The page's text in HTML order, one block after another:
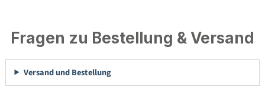
Fragen zu Bestellung & Versand
Versand und Bestellung